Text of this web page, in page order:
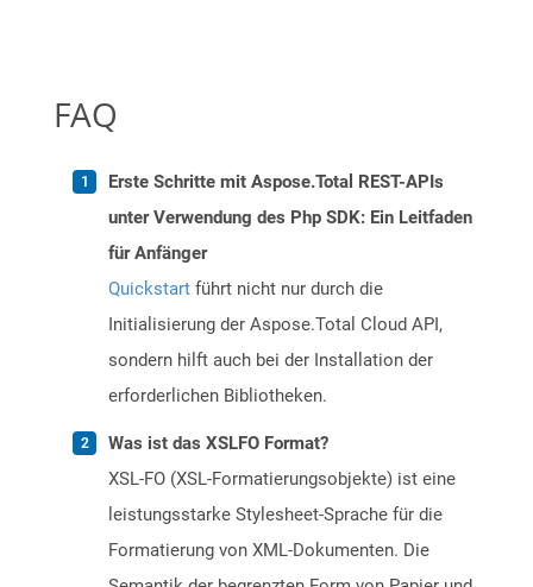
FAQ
Erste Schritte mit Aspose.Total REST-APIs
unter Verwendung des Php SDK: Ein Leitfaden
für Anfänger
Quickstart führt nicht nur durch die
Initialisierung der Aspose.Total Cloud API,
sondern hilft auch bei der Installation der
erforderlichen Bibliotheken.
Was ist das XSLFO Format?
XSL-FO (XSL-Formatierungsobjekte) ist eine
leistungsstarke Stylesheet-Sprache für die
Formatierung von XML-Dokumenten. Die